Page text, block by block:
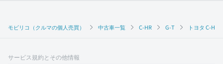
モビリコ（クルマの個人売買） 中古車一覧 C-HR G-T トヨタ C-HR
サービス規約とその他情報